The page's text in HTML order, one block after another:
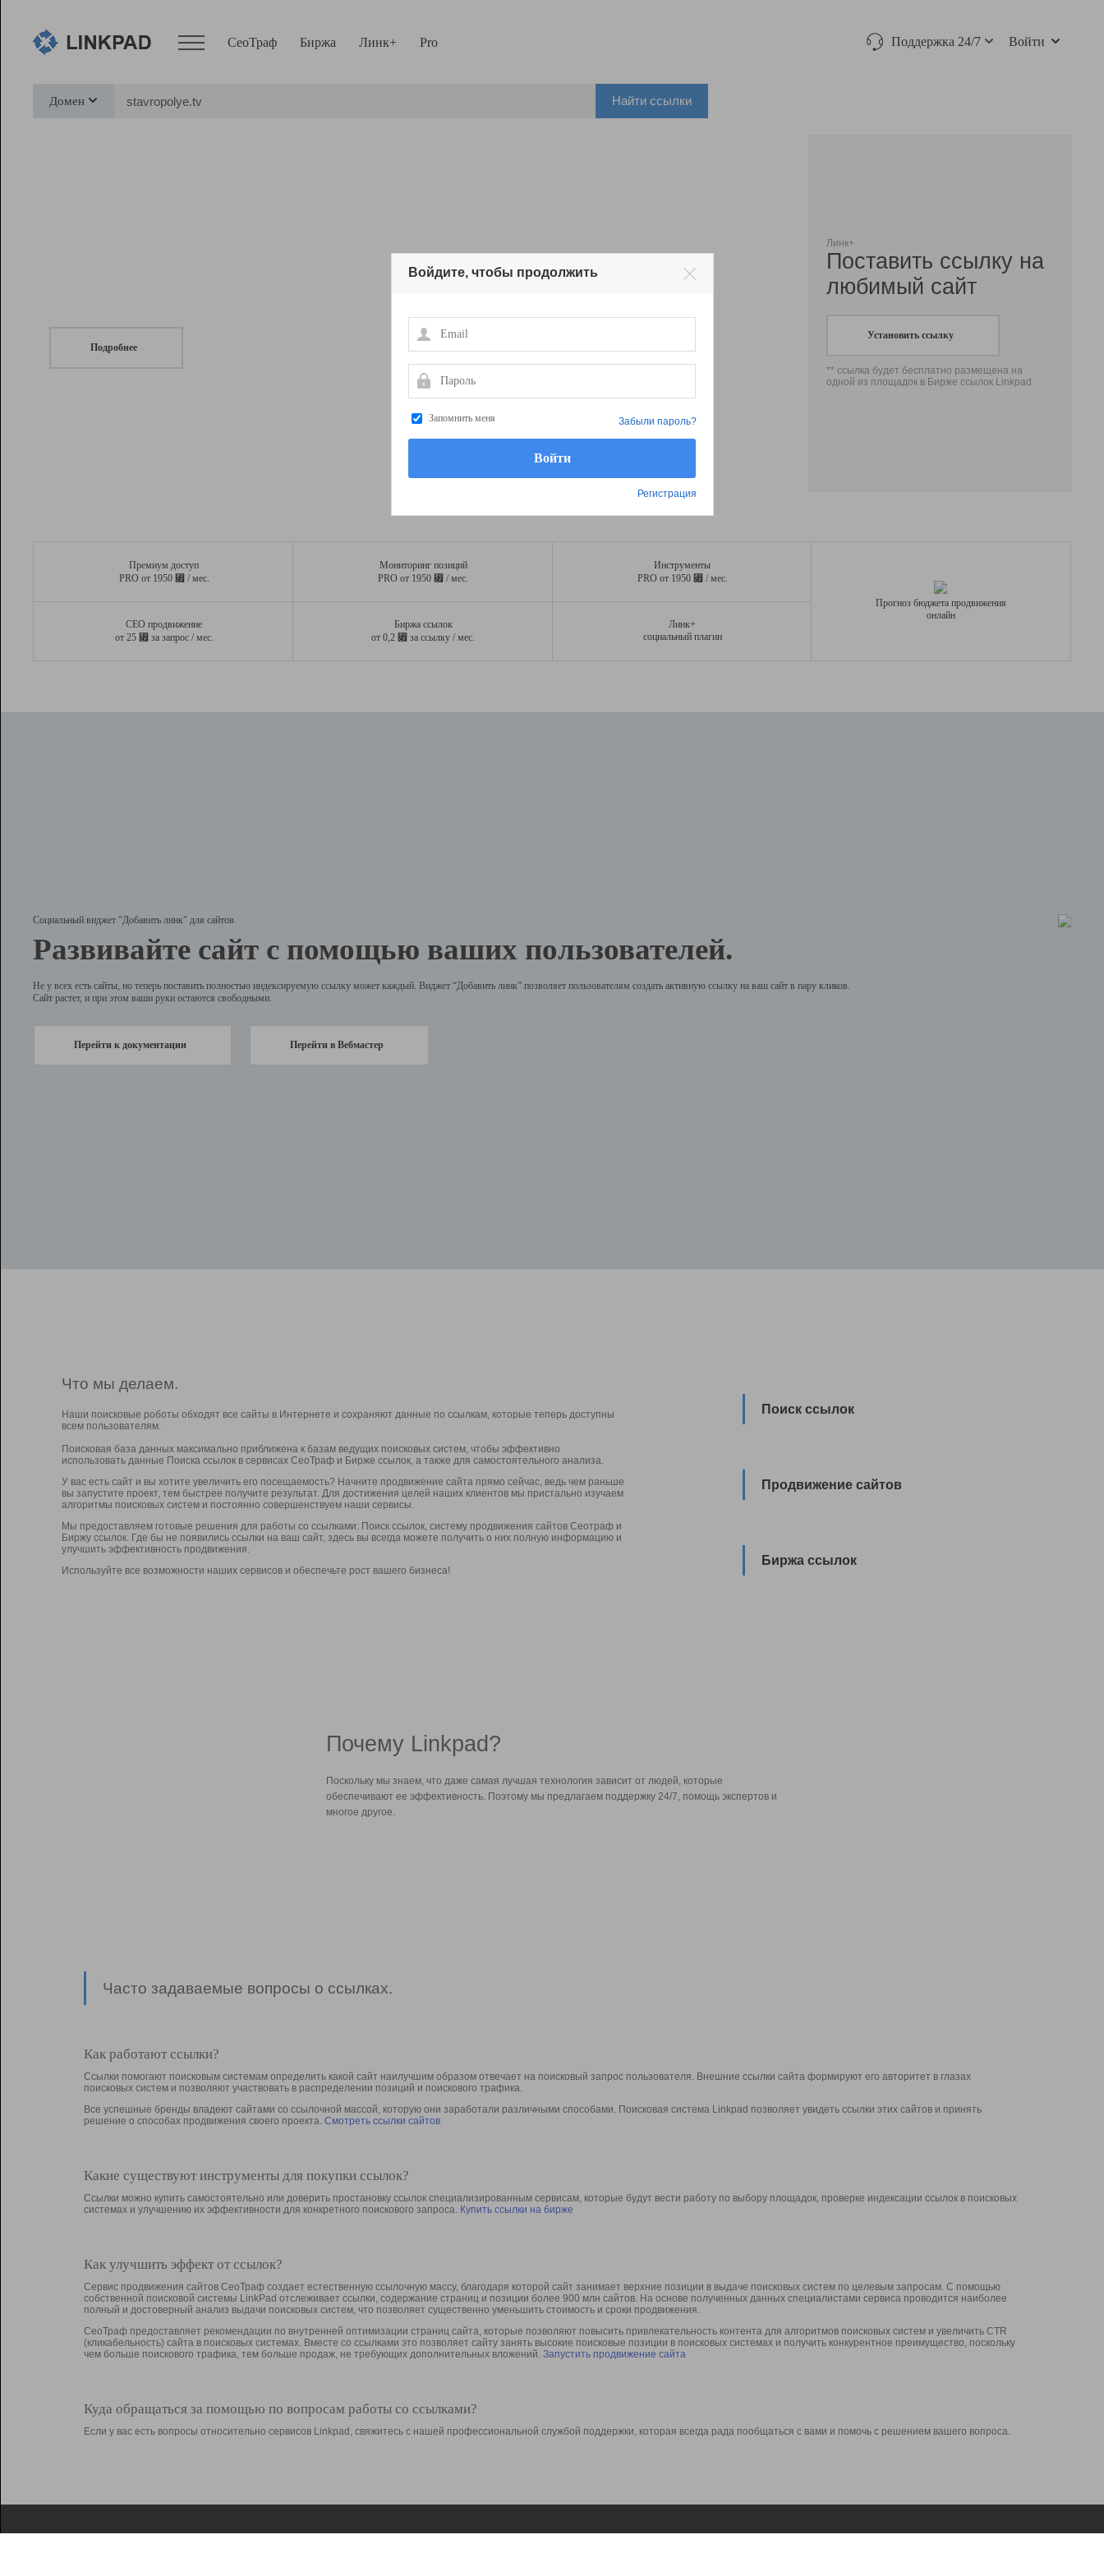
СеоТраф Биржа Линк+ Pro Поддержка 24/7 Войти
Домен Найти ссылки
Подробнее
Линк+
Поставить ссылку на
любимый сайт
Установить ссылку
** ссылка будет бесплатно размещена на
одной из площадок в Бирже ссылок Linkpad
Премиум доступ
PRO от 1950 ⃏ / мес.
Мониторинг позиций
PRO от 1950 ⃏ / мес.
Инструменты
PRO от 1950 ⃏ / мес.
СЕО продвижение
от 25 ⃏ за запрос / мес.
Биржа ссылок
от 0,2 ⃏ за ссылку / мес.
Линк+
социальный плагин
Прогноз бюджета продвижения
онлайн
Социальный виджет "Добавить линк" для сайтов
Развивайте сайт с помощью ваших пользователей.
Не у всех есть сайты, но теперь поставить полностью индексируемую ссылку может каждый. Виджет “Добавить линк” позволяет пользователям создать активную ссылку на ваш сайт в пару кликов.
Сайт растет, и при этом ваши руки остаются свободными.
Перейти к документации Перейти в Вебмастер
Что мы делаем.
Наши поисковые роботы обходят все сайты в Интернете и сохраняют данные по ссылкам, которые теперь доступны
всем пользователям.
Поисковая база данных максимально приближена к базам ведущих поисковых систем, чтобы эффективно
использовать данные Поиска ссылок в сервисах СеоТраф и Бирже ссылок, а также для самостоятельного анализа.
У вас есть сайт и вы хотите увеличить его посещаемость? Начните продвижение сайта прямо сейчас, ведь чем раньше
вы запустите проект, тем быстрее получите результат. Для достижения целей наших клиентов мы пристально изучаем
алгоритмы поисковых систем и постоянно совершенствуем наши сервисы.
Мы предоставляем готовые решения для работы со ссылками: Поиск ссылок, систему продвижения сайтов Сеотраф и
Биржу ссылок. Где бы не появились ссылки на ваш сайт, здесь вы всегда можете получить о них полную информацию и
улучшить эффективность продвижения.
Используйте все возможности наших сервисов и обеспечьте рост вашего бизнеса!
Поиск ссылок
Продвижение сайтов
Биржа ссылок
Почему Linkpad?
Поскольку мы знаем, что даже самая лучшая технология зависит от людей, которые
обеспечивают ее эффективность. Поэтому мы предлагаем поддержку 24/7, помощь экспертов и
многое другое.
Часто задаваемые вопросы о ссылках.
Как работают ссылки?
Ссылки помогают поисковым системам определить какой сайт наилучшим образом отвечает на поисковый запрос пользователя. Внешние ссылки сайта формируют его авторитет в глазах
поисковых систем и позволяют участвовать в раcпределении позиций и поискового трафика.
Все успешные бренды владеют сайтами со ссылочной массой, которую они заработали различными способами. Поисковая система Linkpad позволяет увидеть ссылки этих сайтов и принять
решение о способах продвижения своего проекта. Смотреть ссылки сайтов
Какие существуют инструменты для покупки ссылок?
Ссылки можно купить самостоятельно или доверить простановку ссылок специализированным сервисам, которые будут вести работу по выбору площадок, проверке индексации ссылок в поисковых
системах и улучшению их эффективности для конкретного поискового запроса. Купить ссылки на бирже
Как улучшить эффект от ссылок?
Сервис продвижения сайтов СеоТраф создает естественную ссылочную массу, благодаря которой сайт занимает верхние позиции в выдаче поисковых систем по целевым запросам. С помощью
собственной поисковой системы LinkPad отслеживает ссылки, содержание страниц и позиции более 900 млн сайтов. На основе полученных данных специалистами сервиса проводится наиболее
полный и достоверный анализ выдачи поисковых систем, что позволяет существенно уменьшить стоимость и сроки продвижения.
СеоТраф предоставляет рекомендации по внутренней оптимизации страниц сайта, которые позволяют повысить привлекательность контента для алгоритмов поисковых систем и увеличить CTR
(кликабельность) сайта в поисковых системах. Вместе со ссылками это позволяет сайту занять высокие поисковые позиции в поисковых системах и получить конкурентное преимущество, поскольку
чем больше поискового трафика, тем больше продаж, не требующих дополнительных вложений. Запустить продвижение сайта
Куда обращаться за помощью по вопросам работы со ссылками?
Если у вас есть вопросы относительно сервисов Linkpad, свяжитесь с нашей профессиональной службой поддержки, которая всегда рада пообщаться с вами и помочь с решением вашего вопроса.
Войдите, чтобы продолжить
Email
Пароль
Запомнить меня
Регистрация
Забыли пароль?